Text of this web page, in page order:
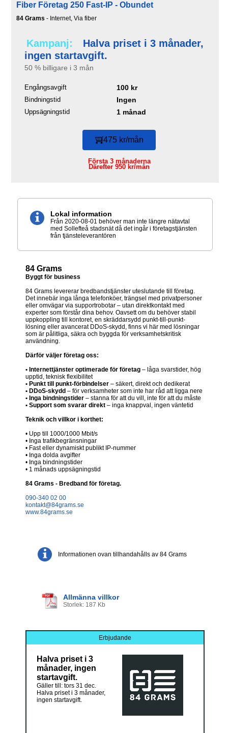
Fiber Företag 250 Fast-IP - Obundet
84 Grams - Internet, Via fiber
Kampanj:
Halva priset i 3 månader,
ingen startavgift.
50 % billigare i 3 mån
Engångsavgift 100 kr
Bindningstid Ingen
Uppsägningstid 1 månad
475 kr/mån
Första 3 månaderna
Därefter 950 kr/mån
Lokal information
Från 2020-08-01 behöver man inte längre nätavtal
med Sollefteå stadsnät då det ingår i företagstjänsten
från tjänsteleverantören
84 Grams
Byggt för business
84 Grams levererar bredbandstjänster uteslutande till företag.
Det innebär inga långa telefonköer, trängsel med privatpersoner
eller omvägar via supportrobotar – utan direktkontakt med
experter som förstår dina behov. Oavsett om du behöver stabil
uppkoppling till kontoret, en skräddarsydd punkt-till-punkt-
lösning eller avancerat DDoS-skydd, finns vi här med lösningar
som är pålitliga, säkra och byggda för verksamhetskritisk
användning.
Därför väljer företag oss:
• Internettjänster optimerade för företag – låga svarstider, hög
upptid, teknisk flexibilitet
• Punkt till punkt-förbindelser – säkert, direkt och dedikerat
• DDoS-skydd – för verksamheter som inte har råd att ligga nere
• Inga bindningstider – stanna för att du vill, inte för att du måste
• Support som svarar direkt – inga knappval, ingen väntetid
Teknik och villkor i korthet:
• Upp till 1000/1000 Mbit/s
• Inga trafikbegränsningar
• Fast eller dynamiskt publikt IP-nummer
• Inga dolda avgifter
• Inga bindningstider
• 1 månads uppsägningstid
84 Grams - Bredband för företag.
090-340 02 00
kontakt@84grams.se
www.84grams.se
Informationen ovan tillhandahålls av 84 Grams
Allmänna villkor
Storlek: 187 Kb
Erbjudande
Halva priset i 3
månader, ingen
startavgift.
Gäller till: tors 31 dec.
Halva priset i 3 månader,
ingen startavgift.